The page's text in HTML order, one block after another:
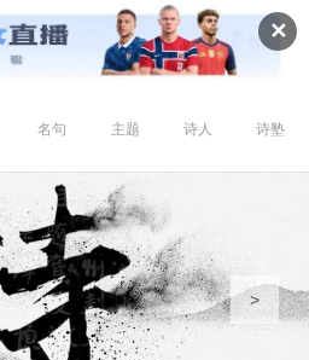
✕
名句 主题 诗人 诗塾
>